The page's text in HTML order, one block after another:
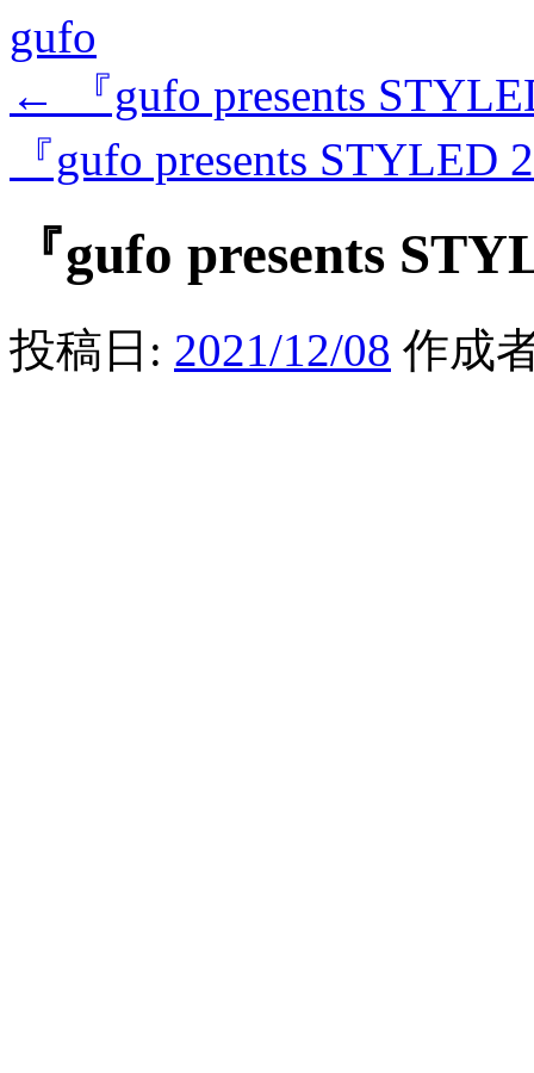
gufo
←
『gufo presents
『gufo presents STYLED
『gufo presents
投稿日: 2021/12/08 作成